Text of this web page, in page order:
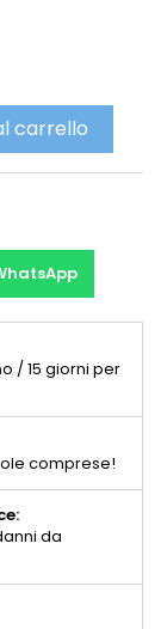
carrello
/ 15 giorni per
comprese!
da